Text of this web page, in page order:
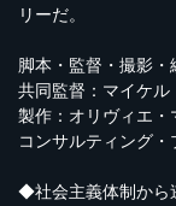
リーだ。
脚本・監督・撮影
共同監督：マイケル
製作：オリヴィエ・
コンサルティング
◆社会主義体制から